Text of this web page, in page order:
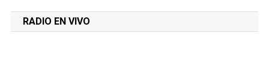
RADIO EN VIVO